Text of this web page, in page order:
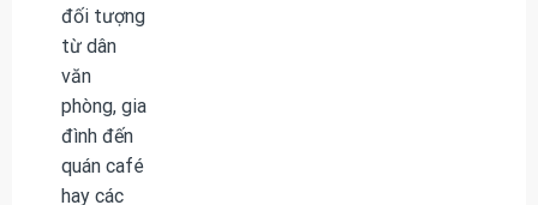
đối tượng
từ dân
văn
phòng, gia
đình đến
quán café
hay các